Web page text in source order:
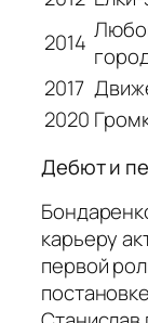
2014
2017
2020
Дебют и
карьеру
первой